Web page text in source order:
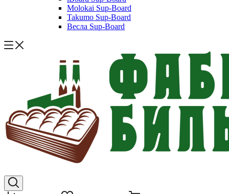
Molokai Sup-Board
Takumo Sup-Board
Весла Sup-Board